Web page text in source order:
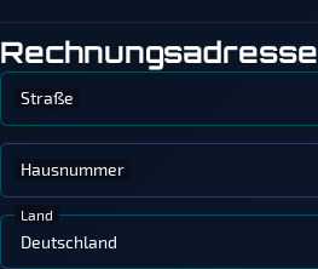
Rechnungsadresse
Straße
Hausnummer
Land